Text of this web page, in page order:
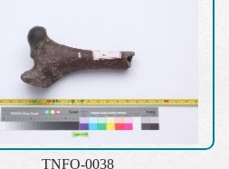
TNFO-0038